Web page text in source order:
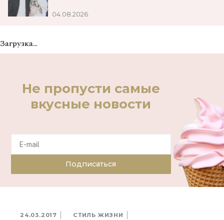
04.08.2026
Загрузка...
Не пропусти самые
вкусные новости
Подписаться
24.03.2017 СТИЛЬ ЖИЗНИ